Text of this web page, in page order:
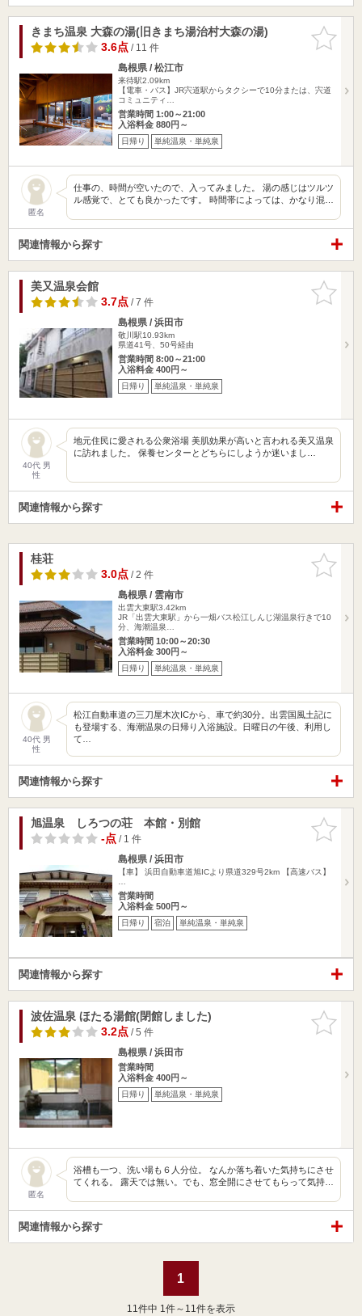
お気に入
りに追加
きまち温泉 大森の湯(旧きまち湯治村大森の湯)
3.6点/ 11 件
島根県 / 松江市
来待駅2.09km
【電車・バス】JR宍道駅からタクシーで10分または、宍道
コミュニティ…
営業時間 1:00～21:00
入浴料金 880円～
日帰り 単純温泉・単純泉
匿名
仕事の、時間が空いたので、入ってみました。 湯の感じはツルツ
ル感覚で、とても良かったです。 時間帯によっては、かなり混…
関連情報から探す
お気に入
りに追加
美又温泉会館
3.7点/ 7 件
島根県 / 浜田市
敬川駅10.93km
県道41号、50号経由
営業時間 8:00～21:00
入浴料金 400円～
日帰り 単純温泉・単純泉
40代 男
性
地元住民に愛される公衆浴場 美肌効果が高いと言われる美又温泉
に訪れました。 保養センターとどちらにしようか迷いまし…
関連情報から探す
お気に入
りに追加
桂荘
3.0点/ 2 件
島根県 / 雲南市
出雲大東駅3.42km
JR「出雲大東駅」から一畑バス松江しんじ湖温泉行きで10
分、海潮温泉…
営業時間 10:00～20:30
入浴料金 300円～
日帰り 単純温泉・単純泉
40代 男
性
松江自動車道の三刀屋木次ICから、車で約30分。出雲国風土記に
も登場する、海潮温泉の日帰り入浴施設。日曜日の午後、利用し
て…
関連情報から探す
お気に入
りに追加
旭温泉 しろつの荘 本館・別館
-点/ 1 件
島根県 / 浜田市
【車】 浜田自動車道旭ICより県道329号2km 【高速バス】
営業時間
入浴料金 500円～
日帰り 宿泊 単純温泉・単純泉
関連情報から探す
お気に入
りに追加
波佐温泉 ほたる湯館(閉館しました)
3.2点/ 5 件
島根県 / 浜田市
営業時間
入浴料金 400円～
日帰り 単純温泉・単純泉
匿名
浴槽も一つ、洗い場も６人分位。 なんか落ち着いた気持ちにさせ
てくれる。 露天では無い。でも、窓全開にさせてもらって気持…
関連情報から探す
1
11 件中 1件～11件を表示